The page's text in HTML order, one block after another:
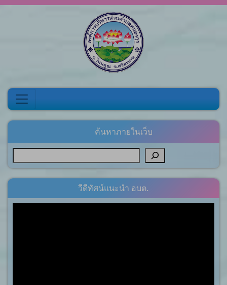
ค้นหาภายในเว็บ
วีดีทัศน์แนะนำ อบต.